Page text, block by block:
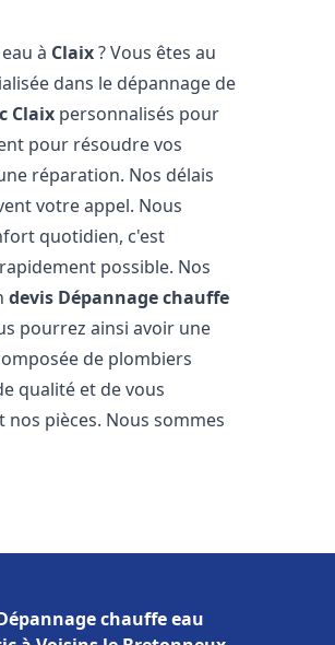
à Claix? Vous êtes au
dans le dépannage de
Claix personnalisés pour
pour résoudre vos
réparation. Nos délais
votre appel. Nous
quotidien, c'est
possible. Nos
devis Dépannage chauffe
pourrez ainsi avoir une
de plombiers
qualité et de vous
pièces. Nous sommes
chauffe eau